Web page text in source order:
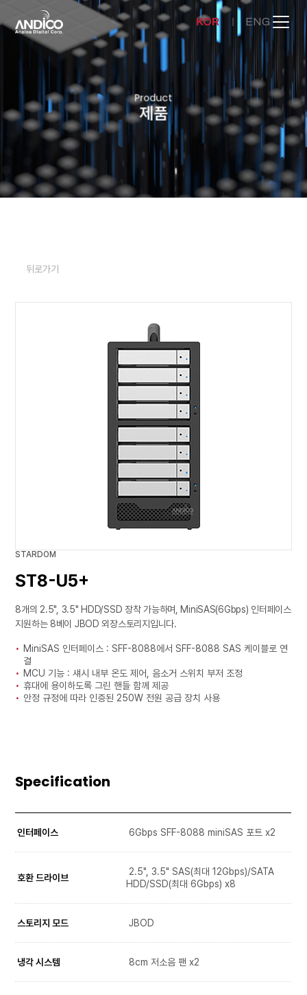
KOR ENG
회사소개
제품
뉴스룸
Product
제품
뒤로가기
STARDOM
ST8-U5+
8개의 2.5", 3.5" HDD/SSD 장착 가능하며, MiniSAS(6Gbps) 인터페이스
지원하는 8베이 JBOD 외장스토리지입니다.
MiniSAS 인터페이스 : SFF-8088에서 SFF-8088 SAS 케이블로 연
결
MCU 기능 : 섀시 내부 온도 제어, 음소거 스위치 부저 조정
휴대에 용이하도록 그린 핸들 함께 제공
안정 규정에 따라 인증된 250W 전원 공급 장치 사용
Specification
인터페이스 6Gbps SFF-8088 miniSAS 포트 x2
호환 드라이브
2.5", 3.5" SAS(최대 12Gbps)/SATA
HDD/SSD(최대 6Gbps) x8
스토리지 모드 JBOD
냉각 시스템 8cm 저소음 팬 x2